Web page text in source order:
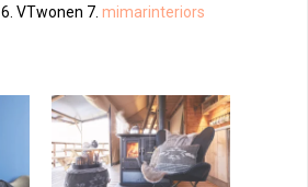
6. VTwonen 7. mimarinteriors